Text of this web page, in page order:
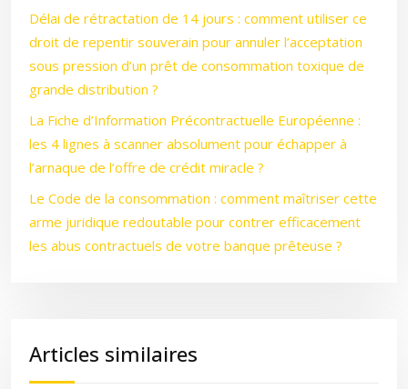
Délai de rétractation de 14 jours : comment utiliser ce
droit de repentir souverain pour annuler l’acceptation
sous pression d’un prêt de consommation toxique de
grande distribution ?
La Fiche d’Information Précontractuelle Européenne :
les 4 lignes à scanner absolument pour échapper à
l’arnaque de l’offre de crédit miracle ?
Le Code de la consommation : comment maîtriser cette
arme juridique redoutable pour contrer efficacement
les abus contractuels de votre banque prêteuse ?
Articles similaires